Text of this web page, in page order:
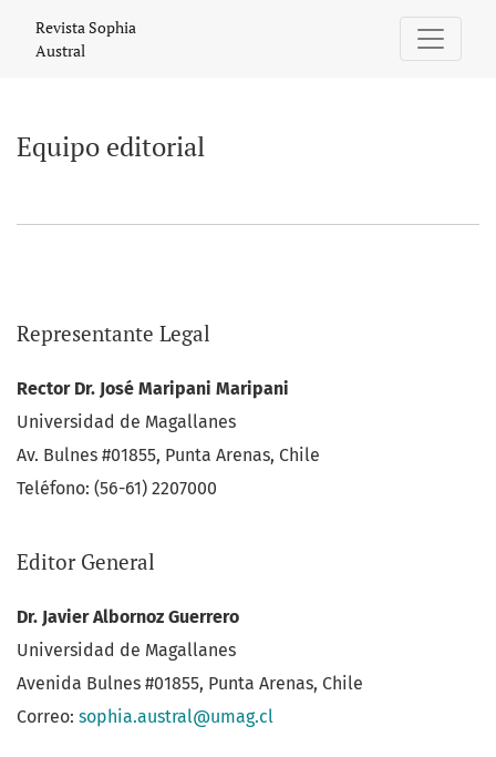
Revista Sophia
Austral
Equipo editorial
Representante Legal
Rector Dr. José Maripani Maripani
Universidad de Magallanes
Av. Bulnes #01855, Punta Arenas, Chile
Teléfono: (56-61) 2207000
Editor General
Dr. Javier Albornoz Guerrero
Universidad de Magallanes
Avenida Bulnes #01855, Punta Arenas, Chile
Correo: sophia.austral@umag.cl